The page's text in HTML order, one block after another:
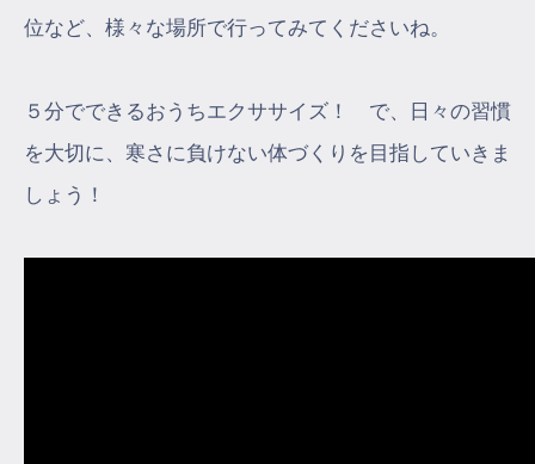
位など、様々な場所で行ってみてくださいね。
５分でできるおうちエクササイズ！ で、日々の習慣
を大切に、寒さに負けない体づくりを目指していきま
しょう！